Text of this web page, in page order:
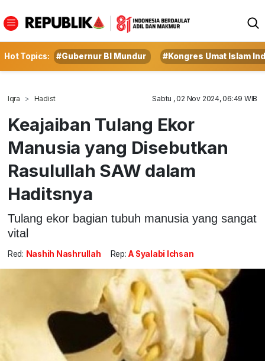
Hot Topics: #Gubernur BI Mundur #Kongres Umat Islam
Iqra Hadist Sabtu , 02 Nov 2024, 06:49 WIB
Keajaiban Tulang Ekor
Manusia yang Disebutkan
Rasulullah SAW dalam
Haditsnya
Tulang ekor bagian tubuh manusia yang sangat
vital
Red: Nashih Nashrullah Rep: A Syalabi Ichsan